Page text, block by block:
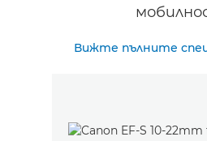
Вижте пълните